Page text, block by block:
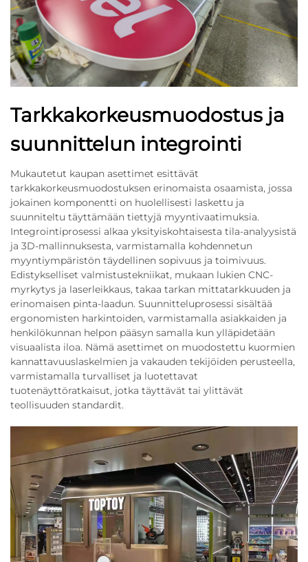
Tarkkakorkeusmuodostus ja
suunnittelun integrointi
Mukautetut kaupan asettimet esittävät
tarkkakorkeusmuodostuksen erinomaista osaamista, jossa
jokainen komponentti on huolellisesti laskettu ja
suunniteltu täyttämään tiettyjä myyntivaatimuksia.
Integrointiprosessi alkaa yksityiskohtaisesta tila-analyysistä
ja 3D-mallinnuksesta, varmistamalla kohdennetun
myyntiympäristön täydellinen sopivuus ja toimivuus.
Edistykselliset valmistustekniikat, mukaan lukien CNC-
myrkytys ja laserleikkaus, takaa tarkan mittatarkkuuden ja
erinomaisen pinta-laadun. Suunnitteluprosessi sisältää
ergonomisten harkintoiden, varmistamalla asiakkaiden ja
henkilökunnan helpon pääsyn samalla kun ylläpidetään
visuaalista iloa. Nämä asettimet on muodostettu kuormien
kannattavuuslaskelmien ja vakauden tekijöiden perusteella,
varmistamalla turvalliset ja luotettavat
tuotenäyttöratkaisut, jotka täyttävät tai ylittävät
teollisuuden standardit.